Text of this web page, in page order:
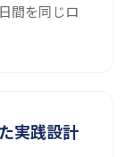
間を同じロ
実践設計